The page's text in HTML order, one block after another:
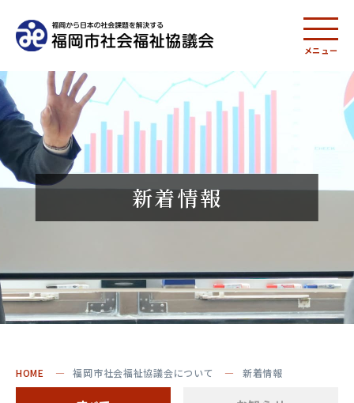
メニュー
新着情報
HOME 福岡市社会福祉協議会について 新着情報